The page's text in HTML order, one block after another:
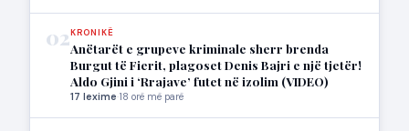
02 KRONIKË
Anëtarët e grupeve kriminale sherr brenda
Burgut të Fierit, plagoset Denis Bajri e një tjetër!
Aldo Gjini i ‘Rrajave’ futet në izolim (VIDEO)
17 lexime·18 orë më parë